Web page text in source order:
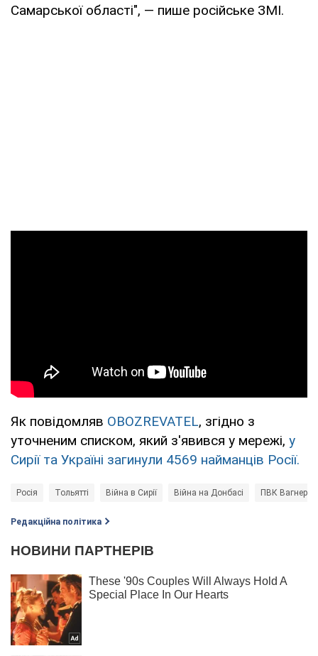
Самарської області", — пише російське ЗМІ.
Як повідомляв OBOZREVATEL, згідно з
уточненим списком, який з'явився у мережі, у
Сирії та Україні загинули 4569 найманців Росії.
Росія Тольятті Війна в Сирії Війна на Донбасі ПВК Вагнер
Редакційна політика